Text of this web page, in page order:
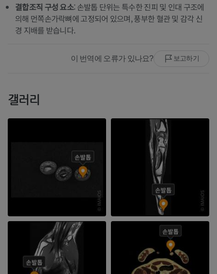
결합조직 구성 요소: 손발톱 단위는 특수한 진피 및 인대 구조에
의해 먼쪽손가락뼈에 고정되어 있으며, 풍부한 혈관 및 감각 신
경 지배를 받습니다.
이 번역에 오류가 있나요? 보고하기
갤러리